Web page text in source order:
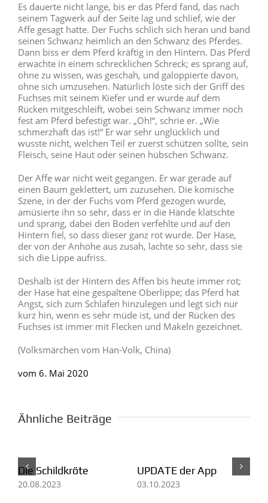
Es dauerte nicht lange, bis er das Pferd fand, das nach
seinem Tagwerk auf der Seite lag und schlief, wie der
Affe gesagt hatte. Der Fuchs schlich sich heran und band
seinen Schwanz heimlich an den Schwanz des Pferdes.
Dann biss er dem Pferd kräftig in den Hintern. Das Pferd
erwachte in einem schrecklichen Schreck; es sprang auf,
ohne zu wissen, was geschah, und galoppierte davon,
ohne sich umzusehen. Natürlich löste sich der Griff des
Fuchses mit seinem Kiefer und er wurde auf dem
Rücken mitgeschleift, wobei sein Schwanz immer noch
fest am Pferd befestigt war. „Oh!“, schrie er. „Wie
schmerzhaft das ist!“ Er war sehr unglücklich und
wusste nicht, welchen Teil er zuerst schützen sollte, sein
Fleisch, seine Haut oder seinen hübschen Schwanz.
Der Affe war nicht weit gegangen. Er war gerade auf
einen Baum geklettert, um zuzusehen. Die komische
Szene, in der der Fuchs vom Pferd gezogen wurde,
amüsierte ihn so sehr, dass er in die Hände klatschte
und sprang, dabei den Boden verfehlte und auf den
Hintern fiel, so dass dieser ganz rot wurde. Der Hase,
der von der Anhöhe aus zusah, lachte so sehr, dass sie
sich die Lippe aufriss.
Deshalb ist der Hintern des Affen bis heute immer rot;
der Hase hat eine gespaltene Oberlippe; das Pferd hat
Angst, sich zum Schlafen hinzulegen und legt sich nur
kurz hin, wenn es sehr müde ist, und der Rücken des
Fuchses ist immer mit Flecken und Makeln gezeichnet.
(Volksmärchen vom Han-Volk, China)
vom 6. Mai 2020
Ähnliche Beiträge
UPDATE der App
Der Hase